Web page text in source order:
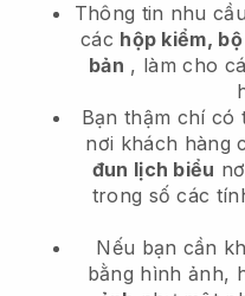
Thông tin nhu
các hộp kiểm,
bản , làm cho
Bạn thậm chí có
nơi khách hàng
đun lịch biểu
trong số các
Nếu bạn cần
bằng hình ảnh,